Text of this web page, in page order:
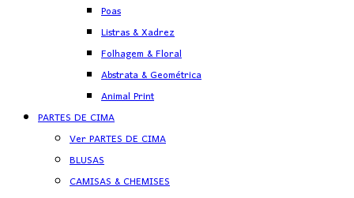
Poas
Listras & Xadrez
Folhagem & Floral
Abstrata & Geométrica
Animal Print
PARTES DE CIMA
Ver PARTES DE CIMA
BLUSAS
CAMISAS & CHEMISES